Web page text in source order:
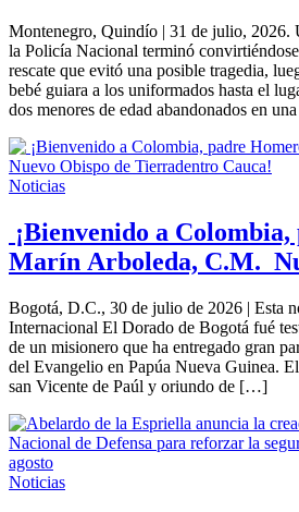
Montenegro, Quindío | 31 de julio, 2026.
la Policía Nacional terminó
rescate que evitó una posible tragedia,
bebé guiara a los uniformados hasta el
dos menores de edad abandonados en
Noticias
¡Bienvenido a
Marín Arboleda, C.M.
Bogotá, D.C., 30 de julio de 2026 | Esta
Internacional El Dorado de Bogotá fué
de un misionero que ha entregado gran
del Evangelio en Papúa Nueva Guinea.
san Vicente de Paúl y oriundo de […]
Noticias